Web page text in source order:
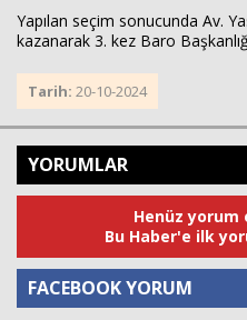
Yapılan seçim sonucunda Av.
kazanarak 3. kez Baro
Tarih: 20-10-2024
YORUMLAR
Henüz
Bu Haber'e ilk
FACEBOOK YORUM